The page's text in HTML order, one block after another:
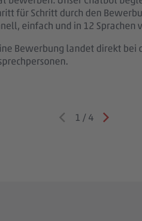
für Schritt durch den
einfach und in 12 Sprachen
Bewerbung landet direkt bei
wir Rückfragen haben,
1 / 4